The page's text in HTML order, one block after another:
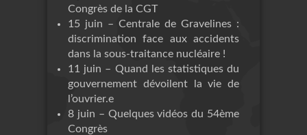
Congrès de la CGT
15 juin – Centrale de Gravelines :
discrimination face aux accidents
dans la sous-traitance nucléaire !
11 juin – Quand les statistiques du
gouvernement dévoilent la vie de
l’ouvrier.e
8 juin – Quelques vidéos du 54ème
Congrès